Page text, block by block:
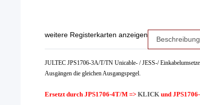
weitere Registerkarten anzeigen
Beschreibung
JULTEC JPS1706-3A/T/TN Unicable- / JESS-/
Ausgängen die gleichen Ausgangspegel.
Ersetzt durch JPS1706-4T/M => KLICK und